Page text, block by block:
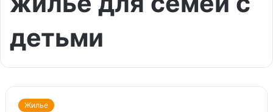
детьми
Жилье